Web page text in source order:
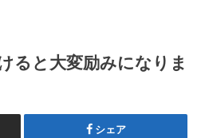
ると大変励みになりま
シェア